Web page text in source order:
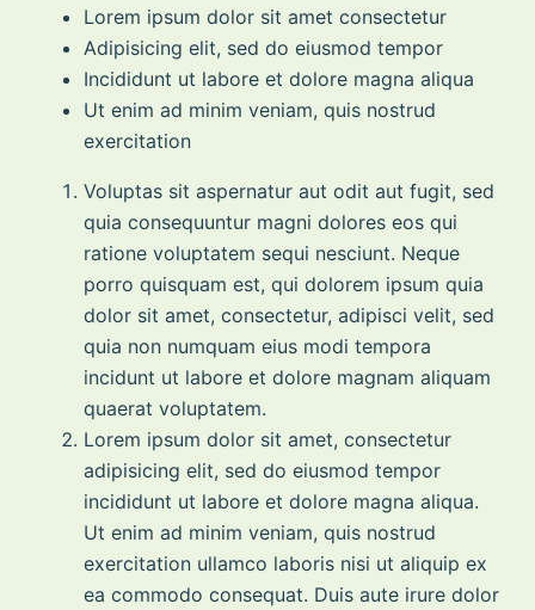
Lorem ipsum dolor sit amet consectetur
Adipisicing elit, sed do eiusmod tempor
Incididunt ut labore et dolore magna aliqua
Ut enim ad minim veniam, quis nostrud
exercitation
Voluptas sit aspernatur aut odit aut fugit, sed
quia consequuntur magni dolores eos qui
ratione voluptatem sequi nesciunt. Neque
porro quisquam est, qui dolorem ipsum quia
dolor sit amet, consectetur, adipisci velit, sed
quia non numquam eius modi tempora
incidunt ut labore et dolore magnam aliquam
quaerat voluptatem.
Lorem ipsum dolor sit amet, consectetur
adipisicing elit, sed do eiusmod tempor
incididunt ut labore et dolore magna aliqua.
Ut enim ad minim veniam, quis nostrud
exercitation ullamco laboris nisi ut aliquip ex
ea commodo consequat. Duis aute irure dolor